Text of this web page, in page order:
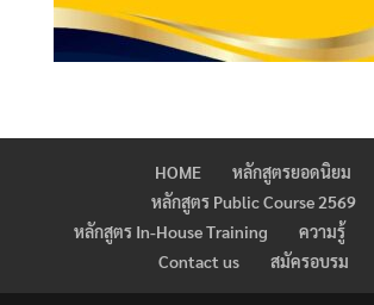
HOME
หลักสูตรยอดนิยม
หลักสูตร Public Course 2569
หลักสูตร In-House Training
ความรู้
Contact us
สมัครอบรม